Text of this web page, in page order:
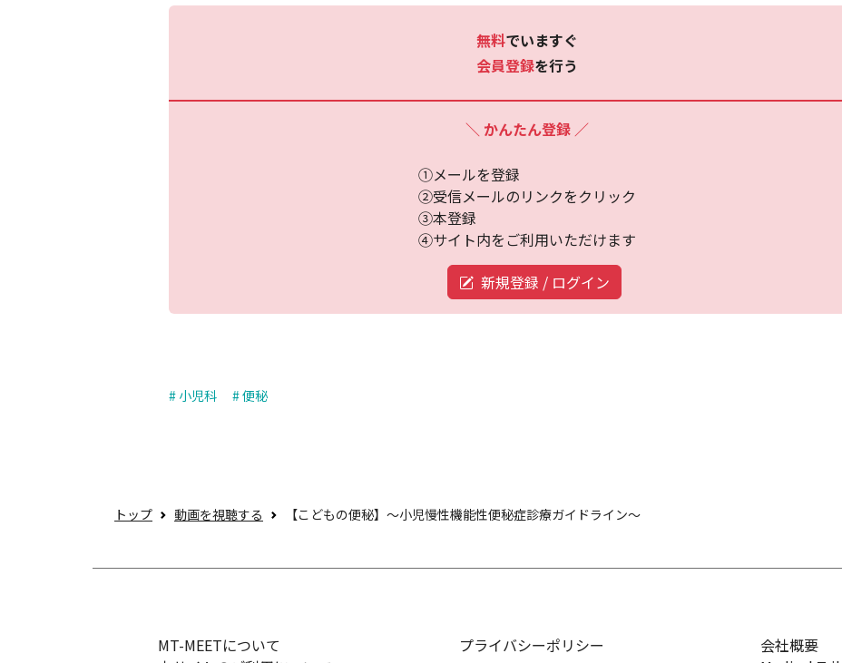
無料でいますぐ
会員登録を行う
＼ かんたん登録 ／
①メールを登録
②受信メールのリンクをクリック
③本登録
④サイト内をご利用いただけます
新規登録 / ログイン
# 小児科 # 便秘
トップ 動画を視聴する 【こどもの便秘】～小児慢性機能性便秘症診療ガイドライン～
MT-MEETについて
プライバシーポリシー
会社概要